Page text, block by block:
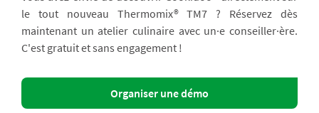
le tout nouveau Thermomix® TM7 ? Réservez dès
maintenant un atelier culinaire avec un·e conseiller·ère.
C'est gratuit et sans engagement !
Organiser une démo